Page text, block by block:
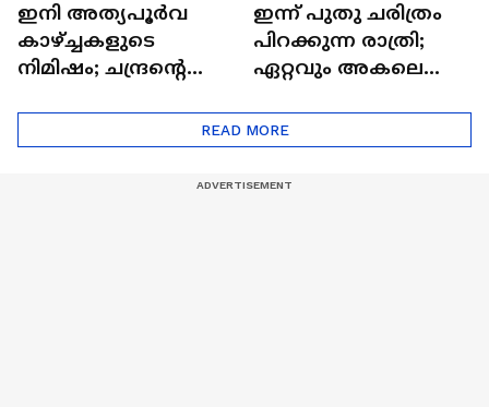
ഇനി അത്യപൂര്‍വ
കാഴ്ച്ചകളുടെ
നിമിഷം; ചന്ദ്രന്റെ
ഒറിയോണിന്റെ യാത്ര
ആരംഭിച്ചു
ഇന്ന് പുതു ചരിത്രം
പിറക്കുന്ന രാത്രി;
ഏറ്റവും അകലെ
READ MORE